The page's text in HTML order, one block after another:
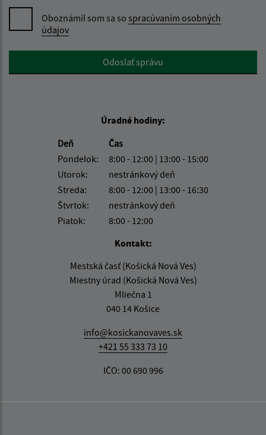
Oboznámil som sa so spracúvaním osobných
údajov
Google reCaptcha ResponseOdoslať správu
Úradné hodiny:
Deň
Čas
Pondelok:
8:00 - 12:00 | 13:00 - 15:00
Utorok:
nestránkový deň
Streda:
8:00 - 12:00 | 13:00 - 16:30
Štvrtok:
nestránkový deň
Piatok:
8:00 - 12:00
Kontakt:
Mestská časť (Košická Nová Ves)
Miestny úrad (Košická Nová Ves)
Mliečna 1
040 14 Košice
info@kosickanovaves.sk
+421 55 333 73 10
IČO: 00 690 996